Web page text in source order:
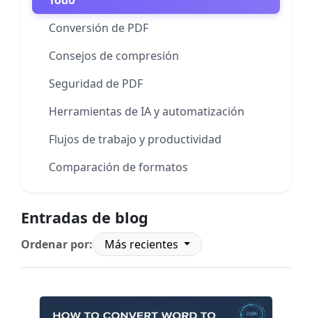
Conversión de PDF
Consejos de compresión
Seguridad de PDF
Herramientas de IA y automatización
Flujos de trabajo y productividad
Comparación de formatos
Entradas de blog
Ordenar por: Más recientes